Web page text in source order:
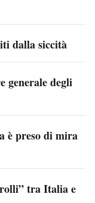
dalla siccità
generale degli
è preso di mira
tra Italia e